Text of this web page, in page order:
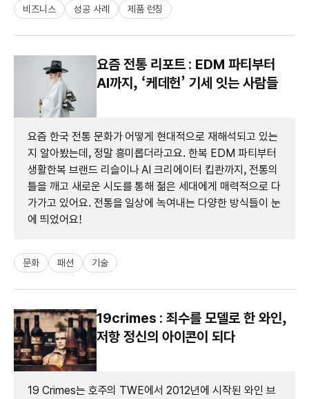
비즈니스 성공 사례 제품 런칭
요즘 전통 리포트 : EDM 파티부터
AI까지, ‘케데헌’ 기세 잇는 사람들
요즘 한국 전통 문화가 어떻게 현대적으로 재해석되고 있는
지 알아봤는데, 정말 흥미롭더라고요. 한복 EDM 파티부터
생활한복 브랜드 리슬이나 AI 크리에이터 킵콴까지, 전통의
틀을 깨고 새로운 시도를 통해 젊은 세대에게 매력적으로 다
가가고 있어요. 전통을 일상에 녹여내는 다양한 방식들이 눈
에 띄었어요!
문화 패션 기술
19crimes : 죄수를 모델로 한 와인,
저항 정신의 아이콘이 되다
19 Crimes는 호주의 TWE에서 2012년에 시작된 와인 브